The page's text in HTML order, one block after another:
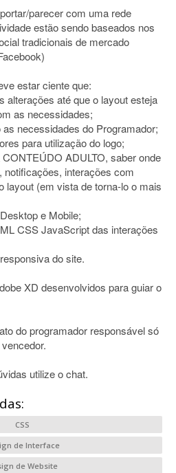
parecer com uma rede
estão sendo baseados nos
tradicionais de mercado
estar ciente que:
alterações até que o layout esteja
as necessidades;
necessidades do Programador;
para utilização do logo;
ADULTO, saber onde
notificações, interações com
layout (em vista de torna-lo o mais
e Mobile;
CSS JavaScript das interações
do site.
XD desenvolvidos para guiar o
do programador responsável só
utilize o chat.
CSS
de Interface
de Website